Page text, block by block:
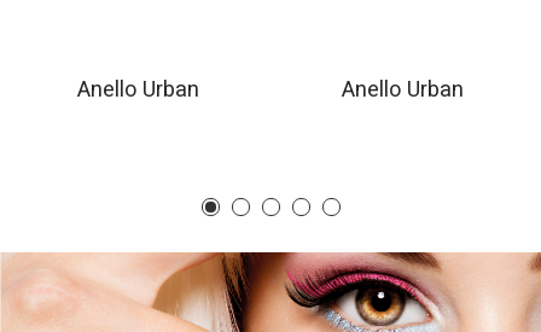
Anello Urban Anello Urban